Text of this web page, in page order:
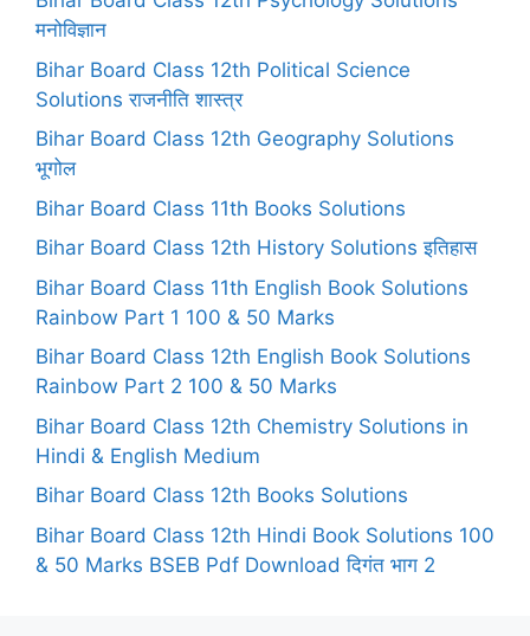
मनोविज्ञान
Bihar Board Class 12th Political Science
Solutions राजनीति शास्त्र
Bihar Board Class 12th Geography Solutions
भूगोल
Bihar Board Class 11th Books Solutions
Bihar Board Class 12th History Solutions इतिहास
Bihar Board Class 11th English Book Solutions
Rainbow Part 1 100 & 50 Marks
Bihar Board Class 12th English Book Solutions
Rainbow Part 2 100 & 50 Marks
Bihar Board Class 12th Chemistry Solutions in
Hindi & English Medium
Bihar Board Class 12th Books Solutions
Bihar Board Class 12th Hindi Book Solutions 100
& 50 Marks BSEB Pdf Download दिगंत भाग 2